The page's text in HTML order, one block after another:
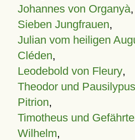
Johannes von Organyà,
Sieben Jungfrauen,
Julian vom heiligen
Cléden,
Leodebold von Fleury,
Theodor und Pausilypus
Pitrion,
Timotheus und
Wilhelm,